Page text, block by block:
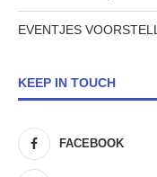
EVENTJES
KEEP IN TOUCH
FACEBOOK